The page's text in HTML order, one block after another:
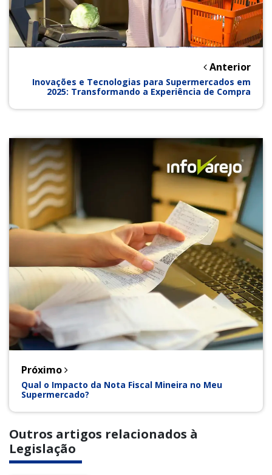
Anterior
Inovações e Tecnologias para Supermercados em
2025: Transformando a Experiência de Compra
Próximo
Qual o Impacto da Nota Fiscal Mineira no Meu
Supermercado?
Outros artigos relacionados à
Legislação